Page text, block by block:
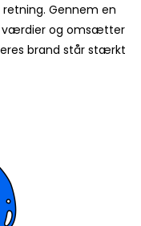
Gennem en
værdier og omsætter
brand står stærkt